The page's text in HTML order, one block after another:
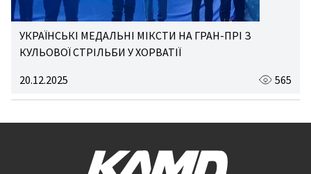
УКРАЇНСЬКІ МЕДАЛЬНІ МІКСТИ НА ГРАН-ПРІ З
КУЛЬОВОЇ СТРІЛЬБИ У ХОРВАТІЇ
20.12.2025
565